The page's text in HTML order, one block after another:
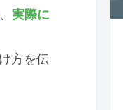
、 実際に
方を伝